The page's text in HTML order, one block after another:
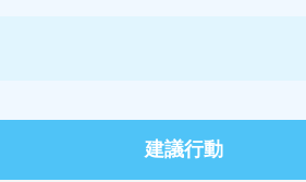
建議行動